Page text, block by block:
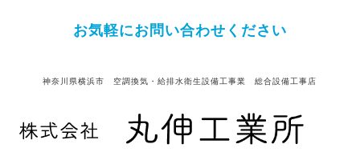
お気軽にお問い合わせください
神奈川県横浜市 空調換気・給排水衛生設備工事業 総合設備工事店